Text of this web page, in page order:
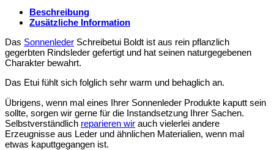
Beschreibung
Zusätzliche Information
Das Sonnenleder Schreibetui Boldt ist aus rein pflanzlich
gegerbten Rindsleder gefertigt und hat seinen naturgegebenen
Charakter bewahrt.
Das Etui fühlt sich folglich sehr warm und behaglich an.
Übrigens, wenn mal eines Ihrer Sonnenleder Produkte kaputt sein
sollte, sorgen wir gerne für die Instandsetzung Ihrer Sachen.
Selbstverständlich reparieren wir auch vielerlei andere
Erzeugnisse aus Leder und ähnlichen Materialien, wenn mal
etwas kaputtgegangen ist.